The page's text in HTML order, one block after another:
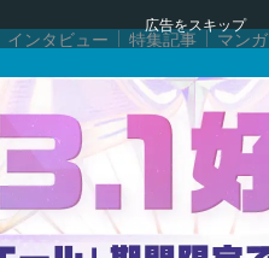
広告をスキップ
インタビュー 特集記事 マンガ